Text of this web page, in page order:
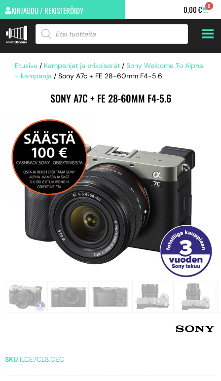
KIRJAUDU / REKISTERÖIDY 0,00€ 0
Etusivu / Kampanjat ja erikoiserät / Sony Welcome To Alpha
- kampanja / Sony A7c + FE 28-60mm F4-5.6
SONY A7C + FE 28-60MM F4-5.6
SKU ILCE7CLS.CEC